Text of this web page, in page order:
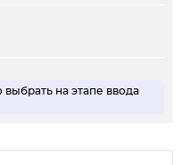
на этапе ввода